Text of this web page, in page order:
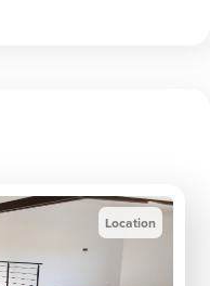
Location